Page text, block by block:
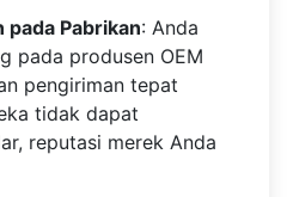
Pabrikan: Anda
pada produsen OEM
pengiriman tepat
tidak dapat
reputasi merek Anda